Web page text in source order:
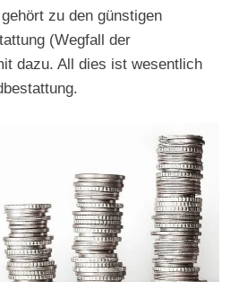
zu den günstigen
(Wegfall der
dazu. All dies ist wesentlich